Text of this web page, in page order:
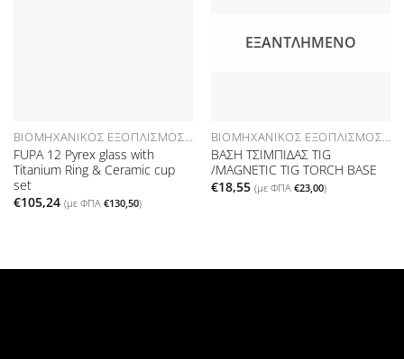
ΒΙΟΜΗΧΑΝΙΚΌΣ ΕΞΟΠΛΙΣΜΌΣ ΑΝΑΛΏΣΙΜΑ
FUPA 12 Pyrex glass with
Titanium Ring & Ceramic cup
set
€105,24 (με ΦΠΑ €130,50)
ΕΞΑΝΤΛΗΜΈΝΟ
ΒΙΟΜΗΧΑΝΙΚΌΣ ΕΞΟΠΛΙΣΜΌΣ ΑΝΑΛΏΣΙΜΑ
ΒΑΣΗ ΤΣΙΜΠΙΔΑΣ TIG
/MAGNETIC TIG TORCH BASE
€18,55 (με ΦΠΑ €23,00)